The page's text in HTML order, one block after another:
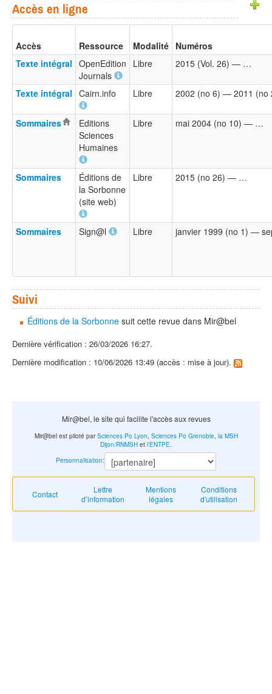
Accès en ligne
Accès Ressource Modalité Numéros
Texte intégral OpenEdition
Journals
Libre 2015 (Vol. 26) — …
Texte intégral Cairn.info Libre 2002 (no 6) — 2011 (no
Sommaires
Editions
Sciences
Humaines
Libre mai 2004 (no 10) — …
Sommaires
Éditions de
la Sorbonne
(site web)
Libre 2015 (no 26) — …
Sommaires Sign@l Libre janvier 1999 (no 1) —
Suivi
Éditions de la Sorbonne suit cette revue dans Mir@bel
Dernière vérification : 26/03/2026 16:27.
Dernière modification : 10/06/2026 13:49 (accès : mise à jour).
Mir@bel, le site qui facilite l'accès aux revues
Contact
Lettre
d’information
Mentions
légales
Conditions
d'utilisation
Mir@bel est piloté parSciences Po Lyon, Sciences Po Grenoble, la MSH
Dijon/RNMSH et l'ENTPE.
Personnalisation: